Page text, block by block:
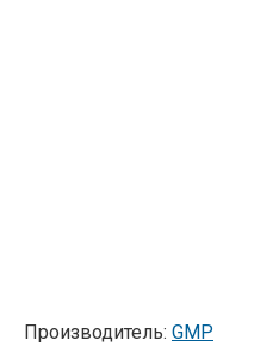
Производитель: GMP